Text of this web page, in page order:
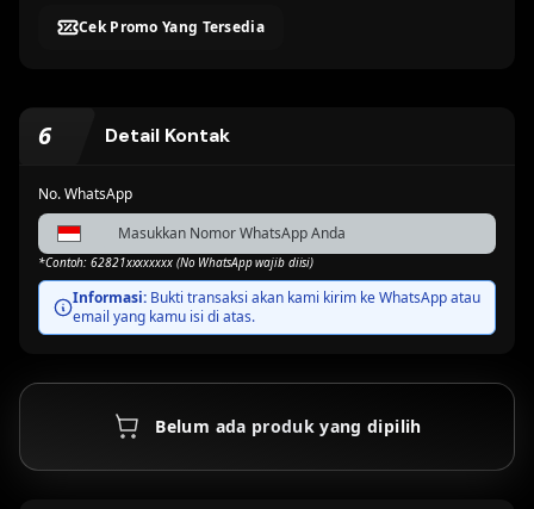
Proses Otomatis
Bank Neo
Commerce/BNC
Proses Otomatis
Sampoerna
Proses Otomatis
Cek Promo Yang Tersedia
6 Detail Kontak
No. WhatsApp
*Contoh: 62821xxxxxxxx (No WhatsApp wajib diisi)
Informasi: Bukti transaksi akan kami kirim ke WhatsApp atau
email yang kamu isi di atas.
Belum ada produk yang dipilih